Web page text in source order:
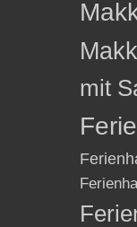
mit